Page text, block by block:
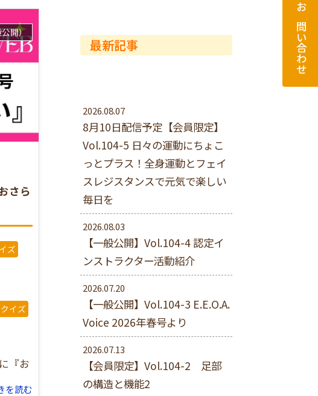
さら
開）
ズ
クイズ
『お
を読む
最新記事
2026.08.07
8月10日配信予定【会員限定】
Vol.104-5 日々の運動にちょこ
っとプラス！全身運動とフェイ
スレジスタンスで元気で楽しい
毎日を
2026.08.03
【一般公開】Vol.104-4 認定イ
ンストラクター活動紹介
2026.07.20
【一般公開】Vol.104-3 E.E.O.A.
Voice 2026年春号より
2026.07.13
【会員限定】Vol.104-2 足部
の構造と機能2
お問い合わせ